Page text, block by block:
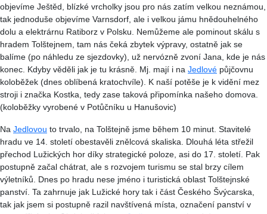
objevíme Ještěd, blízké vrcholky jsou pro nás zatím velkou neznámou,
tak jednoduše objevíme Varnsdorf, ale i velkou jámu hnědouhelného
dolu a elektrárnu Ratiborz v Polsku. Nemůžeme ale pominout skálu s
hradem Tolštejnem, tam nás čeká zbytek výpravy, ostatně jak se
balíme (po náhledu ze sjezdovky), už nervózně zvoní Jana, kde je nás
konec. Kdyby věděli jak je tu krásně. Mj. mají i na Jedlové půjčovnu
koloběžek (dnes oblíbená kratochvíle). K naší potěše je k vidění mez
stroji i značka Kostka, tedy zase taková připomínka našeho domova.
(koloběžky vyrobené v Potůčníku u Hanušovic)
Na Jedlovou to trvalo, na Tolštejně jsme během 10 minut. Stavitelé
hradu ve 14. století obestavěli znělcová skaliska. Dlouhá léta střežil
přechod Lužických hor díky strategické poloze, asi do 17. století. Pak
postupně začal chátrat, ale s rozvojem turismu se stal brzy cílem
výletníků. Dnes po hradu nese jméno i turistická oblast Tolštejnské
panství. Ta zahrnuje jak Lužické hory tak i část Českého Švýcarska,
tak jak jsem si postupně razil navštívená místa, označení panství v